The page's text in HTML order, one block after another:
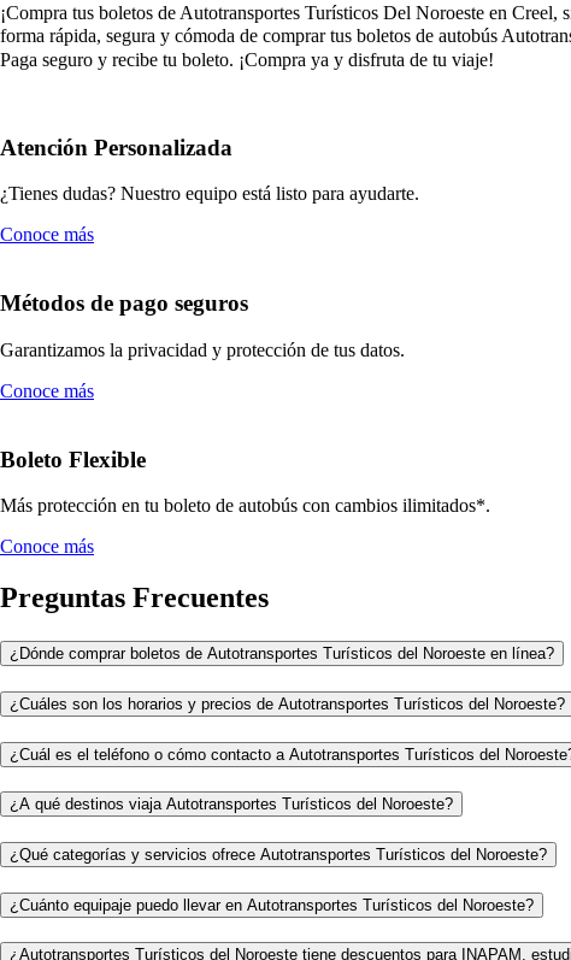
¡Compra tus boletos de Autotransportes Turísticos Del Noroeste en
forma rápida, segura y cómoda de comprar tus boletos de autobús
Paga seguro y recibe tu boleto. ¡Compra ya y disfruta de tu viaje!
Atención Personalizada
¿Tienes dudas? Nuestro equipo está listo para ayudarte.
Conoce más
Métodos de pago seguros
Garantizamos la privacidad y protección de tus datos.
Conoce más
Boleto Flexible
Más protección en tu boleto de autobús con cambios ilimitados*.
Conoce más
Preguntas Frecuentes
¿Dónde comprar boletos de Autotransportes Turísticos del Noroeste en línea?
¿Cuáles son los horarios y precios de Autotransportes Turísticos del Noroeste?
¿Cuál es el teléfono o cómo contacto a Autotransportes Turísticos del
¿A qué destinos viaja Autotransportes Turísticos del Noroeste?
¿Qué categorías y servicios ofrece Autotransportes Turísticos del Noroeste?
¿Cuánto equipaje puedo llevar en Autotransportes Turísticos del Noroeste?
¿Autotransportes Turísticos del Noroeste tiene descuentos para INAPAM,